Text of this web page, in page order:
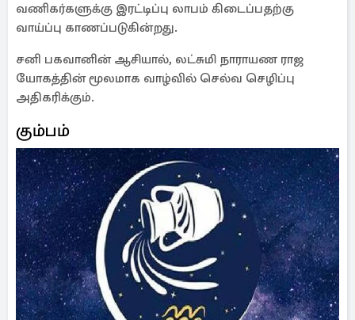
வணிகர்களுக்கு இரட்டிப்பு லாபம் கிடைப்பதற்கு
வாய்ப்பு காணப்படுகின்றது.
சனி பகவானின் ஆசியால், லட்சுமி நாராயண ராஜ
யோகத்தின் மூலமாக வாழ்வில் செல்வ செழிப்பு
அதிகரிக்கும்.
கும்பம்